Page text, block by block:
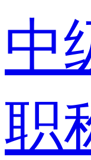
中
职